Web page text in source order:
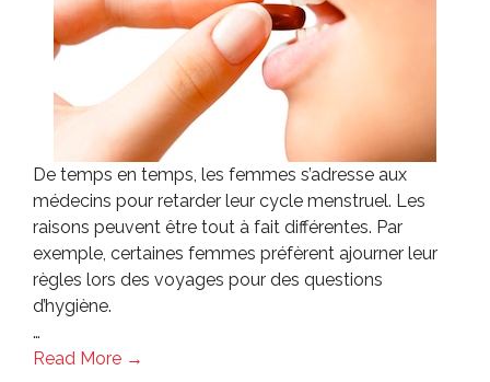
De temps en temps, les femmes s’adresse aux
médecins pour retarder leur cycle menstruel. Les
raisons peuvent être tout à fait différentes. Par
exemple, certaines femmes préfèrent ajourner leur
règles lors des voyages pour des questions
d’hygiène.
…
Read More →